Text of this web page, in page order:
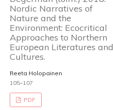
Nordic Narratives of
Nature and the
Environment: Ecocritical
Approaches to Northern
European Literatures and
Cultures.
Reeta Holopainen
105–107
PDF